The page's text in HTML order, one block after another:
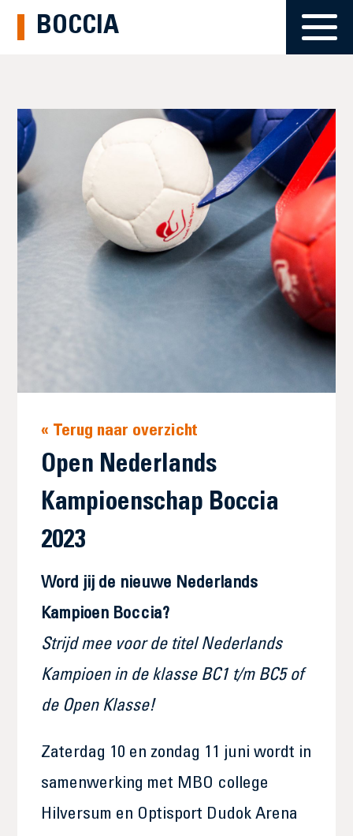
BOCCIA
« Terug naar overzicht
Open Nederlands
Kampioenschap Boccia
2023
Word jij de nieuwe Nederlands
Kampioen Boccia?
Strijd mee voor de titel Nederlands
Kampioen in de klasse BC1 t/m BC5 of
de Open Klasse!
Zaterdag 10 en zondag 11 juni wordt in
samenwerking met MBO college
Hilversum en Optisport Dudok Arena